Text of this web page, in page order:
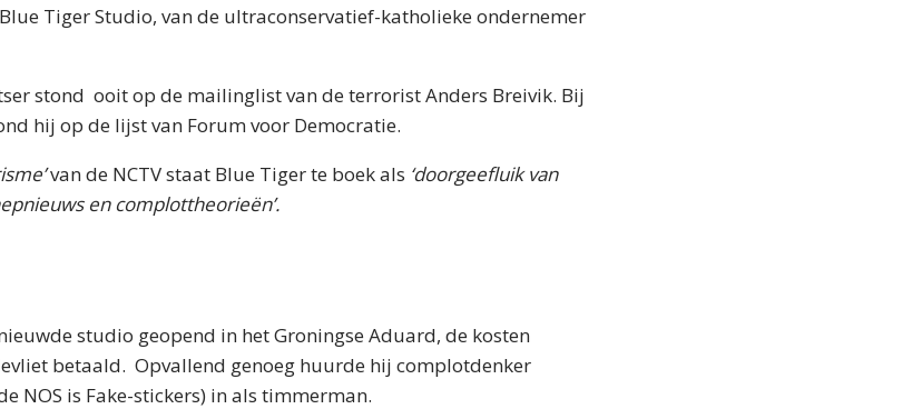
Tiger Studio, van de ultraconservatief-katholieke ondernemer
stond ooit op de mailinglist van de terrorist Anders Breivik. Bij
hij op de lijst van Forum voor Democratie.
van de NCTV staat Blue Tiger te boek als ‘doorgeefluik van
en complottheorieën’.
studio geopend in het Groningse Aduard, de kosten
betaald. Opvallend genoeg huurde hij complotdenker
NOS is Fake-stickers) in als timmerman.